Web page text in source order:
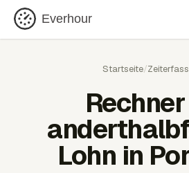
Everhour
Startseite/
Lohn in